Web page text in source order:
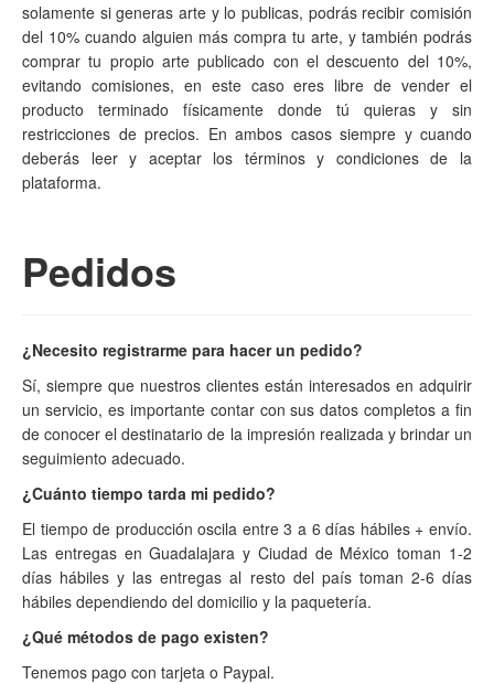
solamente si generas arte y lo publicas, podrás recibir comisión
del 10% cuando alguien más compra tu arte, y también podrás
comprar tu propio arte publicado con el descuento del 10%,
evitando comisiones, en este caso eres libre de vender el
producto terminado físicamente donde tú quieras y sin
restricciones de precios. En ambos casos siempre y cuando
deberás leer y aceptar los términos y condiciones de la
plataforma.
Pedidos
¿Necesito registrarme para hacer un pedido?
Sí, siempre que nuestros clientes están interesados en adquirir
un servicio, es importante contar con sus datos completos a fin
de conocer el destinatario de la impresión realizada y brindar un
seguimiento adecuado.
¿Cuánto tiempo tarda mi pedido?
El tiempo de producción oscila entre 3 a 6 días hábiles + envío.
Las entregas en Guadalajara y Ciudad de México toman 1-2
días hábiles y las entregas al resto del país toman 2-6 días
hábiles dependiendo del domicilio y la paquetería.
¿Qué métodos de pago existen?
Tenemos pago con tarjeta o Paypal.